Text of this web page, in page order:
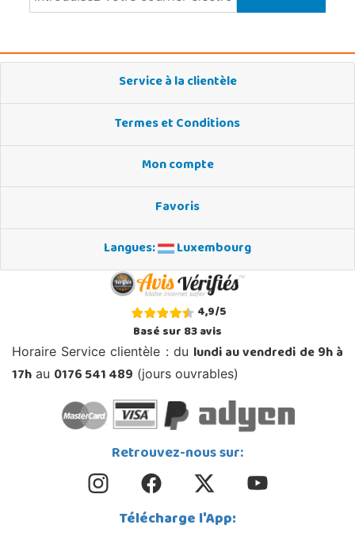
Service à la clientèle
Termes et Conditions
Mon compte
Favoris
Langues:
Luxembourg
4,9/5
Basé sur83avis
Horaire Service clientèle : du lundi au vendredi de 9h à
17h au 0176 541 489 (jours ouvrables)
Retrouvez-nous sur:
Télécharge l'App: